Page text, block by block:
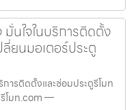
นใจในบริการติดตั้ง
ลี่ยนมอเตอร์ประตู
ารติดตั้งและซ่อมประตูรีโมท
รีโมท.com —